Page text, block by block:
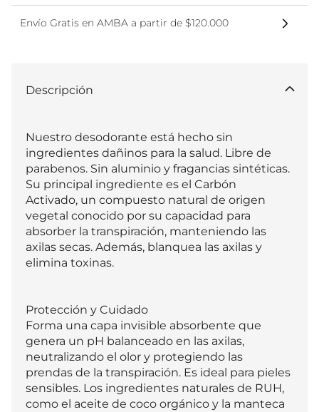
Envío Gratis en AMBA a partir de $120.000
Descripción
Nuestro desodorante está hecho sin
ingredientes dañinos para la salud. Libre de
parabenos. Sin aluminio y fragancias sintéticas.
Su principal ingrediente es el Carbón
Activado, un compuesto natural de origen
vegetal conocido por su capacidad para
absorber la transpiración, manteniendo las
axilas secas. Además, blanquea las axilas y
elimina toxinas.
Protección y Cuidado
Forma una capa invisible absorbente que
genera un pH balanceado en las axilas,
neutralizando el olor y protegiendo las
prendas de la transpiración. Es ideal para pieles
sensibles. Los ingredientes naturales de RUH,
como el aceite de coco orgánico y la manteca